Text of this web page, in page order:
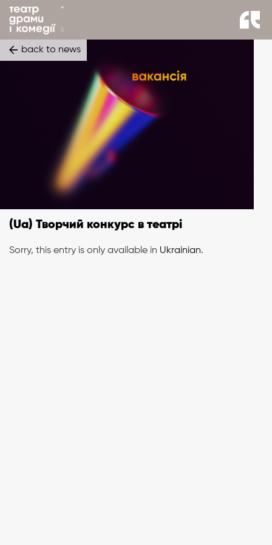
back to news
(Ua) Творчий конкурс в театрі
Sorry, this entry is only available in Ukrainian.